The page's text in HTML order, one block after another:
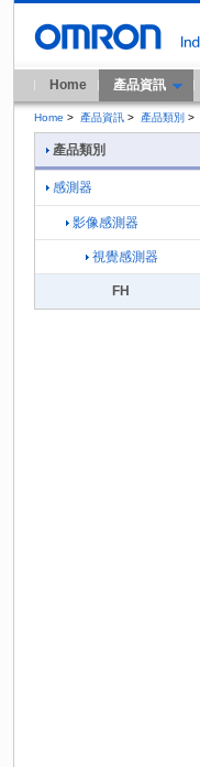
Home 產品資訊
Home > 產品資訊 > 產品類別 >
產品類別
感測器
影像感測器
視覺感測器
FH